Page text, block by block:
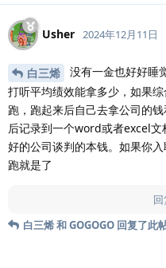
Usher 2024年12月11日
白三烯
没有一金也好好睡
打听平均绩效能拿多少，如果
跑，跑起来后自己去拿公司的
后记录到一个word或者excel
好的公司谈判的本钱。如果你
跑就是了
回
白三烯和GOGOGO 回复了此